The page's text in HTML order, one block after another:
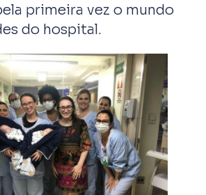
primeira vez o mundo
do hospital.